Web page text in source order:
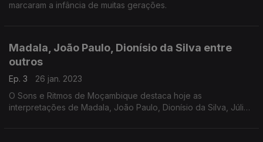
marcaram a infância de muitas gerações.
Madala, João Paulo, Dionísio da Silva entre
outros
Ep. 3
26 jan. 2023
O Sons e Ritmos de Moçambique destaca hoje as
interpretações de Madala, João Paulo, Dionísio da Silva, Júlia